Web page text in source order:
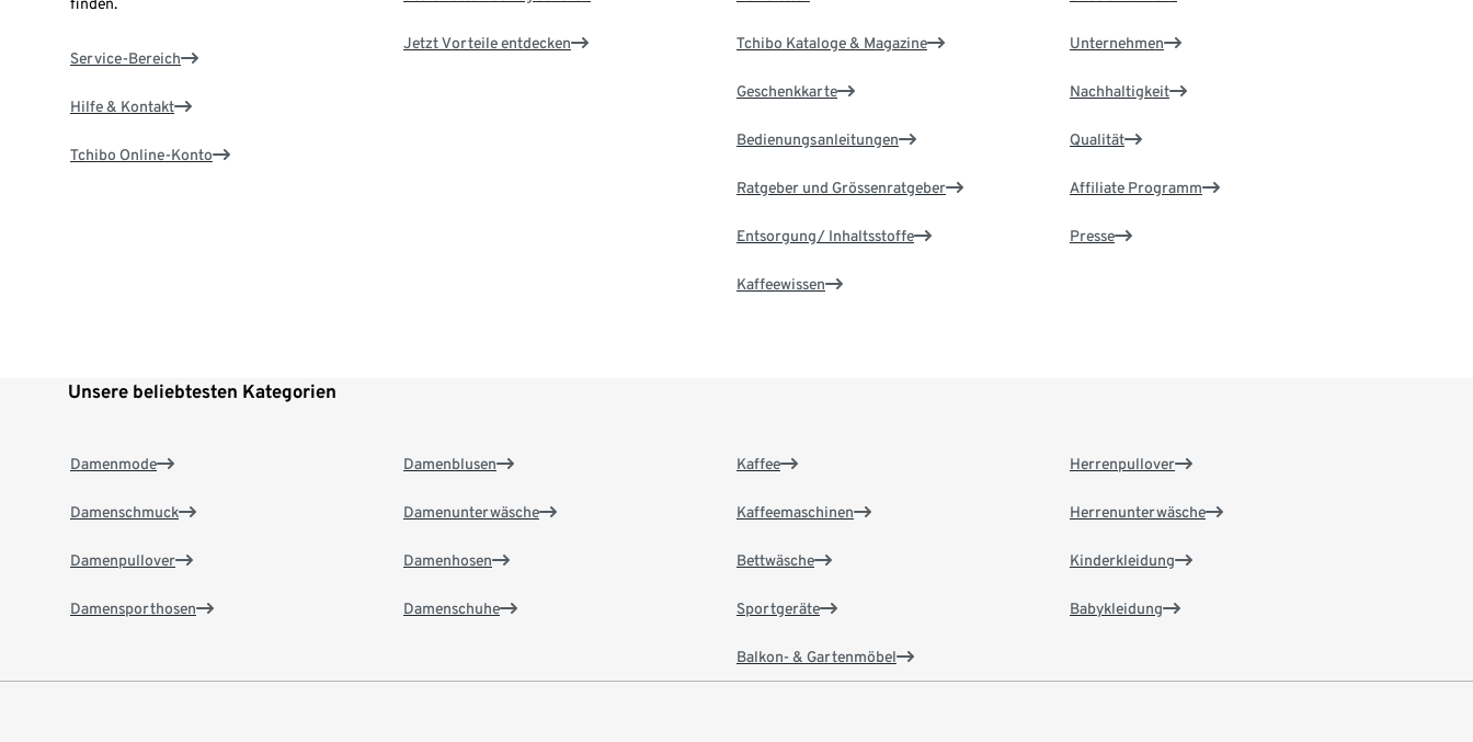
finden.
Service-Bereich
Hilfe & Kontakt
Tchibo Online-Konto
Jetzt Vorteile entdecken Tchibo Kataloge & Magazine
Geschenkkarte
Bedienungsanleitungen
Ratgeber und Grössenratgeber
Entsorgung/ Inhaltsstoffe
Kaffeewissen
Unternehmen
Nachhaltigkeit
Qualität
Affiliate Programm
Presse
Unsere beliebtesten Kategorien
Damenmode
Damenschmuck
Damenpullover
Damensporthosen
Damenblusen
Damenunterwäsche
Damenhosen
Damenschuhe
Kaffee
Kaffeemaschinen
Bettwäsche
Sportgeräte
Balkon- & Gartenmöbel
Herrenpullover
Herrenunterwäsche
Kinderkleidung
Babykleidung